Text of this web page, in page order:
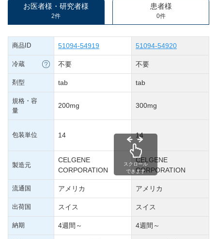
お医者様・研究者様
2件
患者様
0件
商品ID 51094-54919 51094-54920
冷蔵 不要 不要
剤型 tab tab
規格・容
量
200mg 300mg
包装単位 14 14
製造元
CELGENE
CORPORATION
CELGENE
CORPORATION
流通国 アメリカ アメリカ
出荷国 スイス スイス
納期 4週間～ 4週間～
スクロール
できます